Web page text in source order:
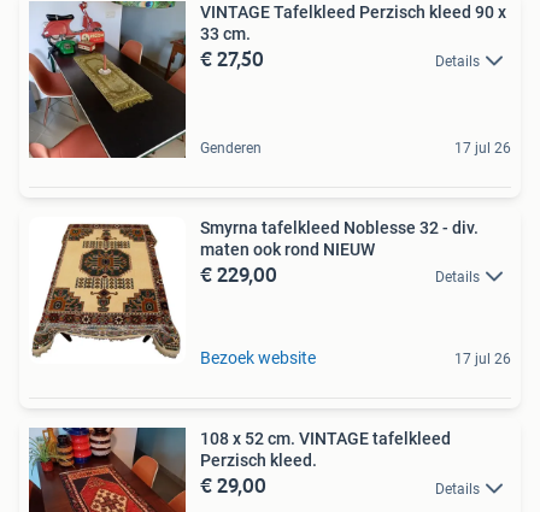
VINTAGE Tafelkleed Perzisch kleed 90 x
33 cm.
€ 27,50 Details
Genderen 17 jul 26
Smyrna tafelkleed Noblesse 32 - div.
maten ook rond NIEUW
€ 229,00 Details
Bezoek website 17 jul 26
108 x 52 cm. VINTAGE tafelkleed
Perzisch kleed.
€ 29,00 Details